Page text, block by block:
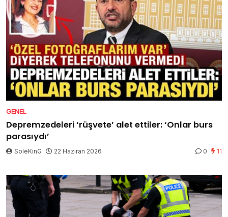
GENEL
Depremzedeleri ‘rüşvete’ alet ettiler: ‘Onlar burs
parasıydı’
SoleKinG 22 Haziran 2026 0 11